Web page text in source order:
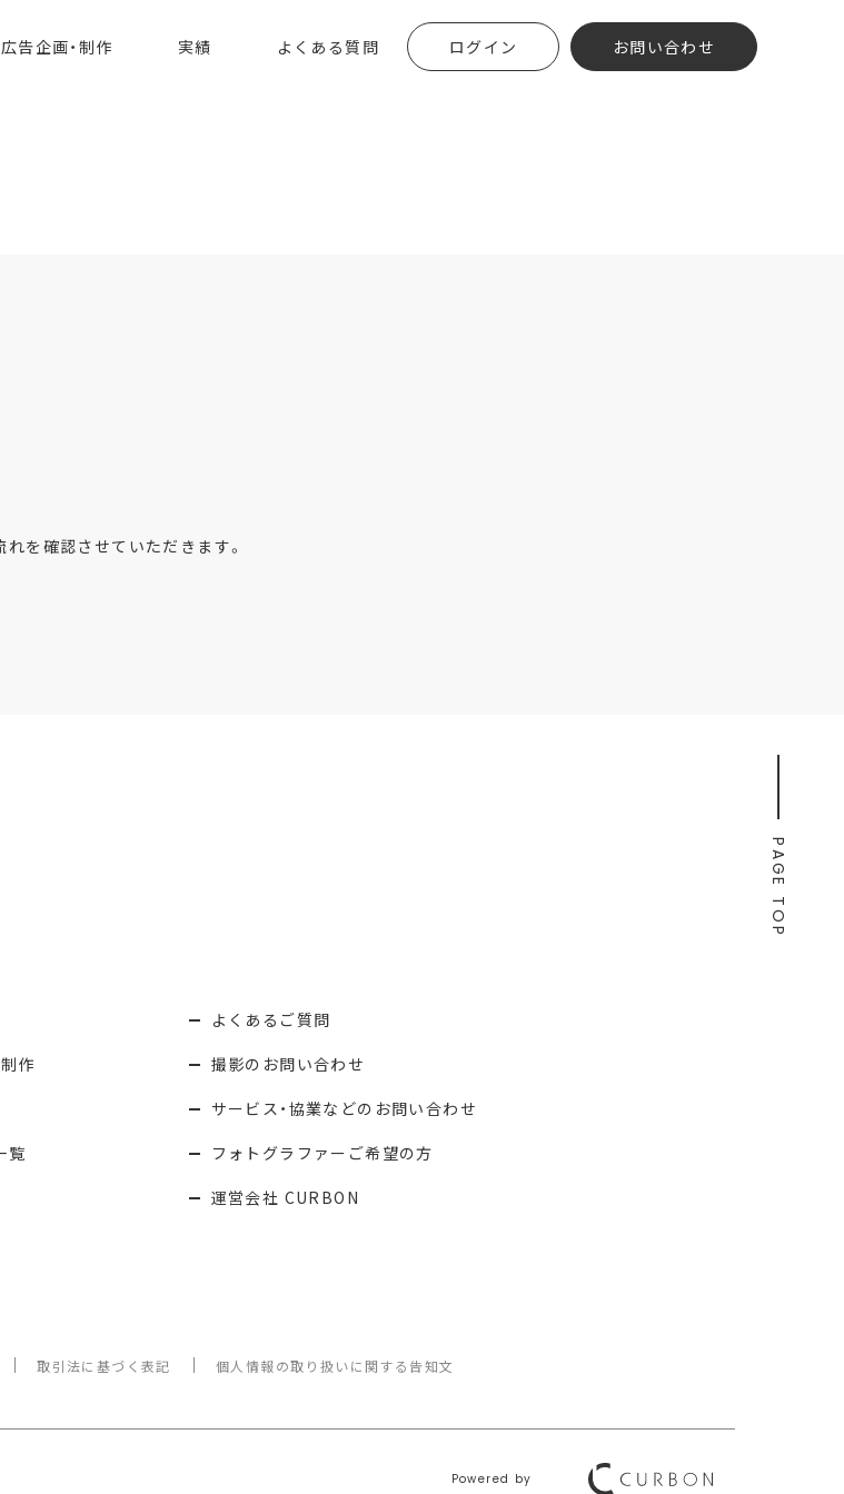
広告企画・制作 実績 よくある質問 ログイン お問い合わせ
を確認させていただきます。
PAGE TOP
作
覧
よくあるご質問
撮影のお問い合わせ
サービス・協業などのお問い合わせ
フォトグラファーご希望の方
運営会社 CURBON
取引法に基づく表記 個人情報の取り扱いに関する告知文
Powered by